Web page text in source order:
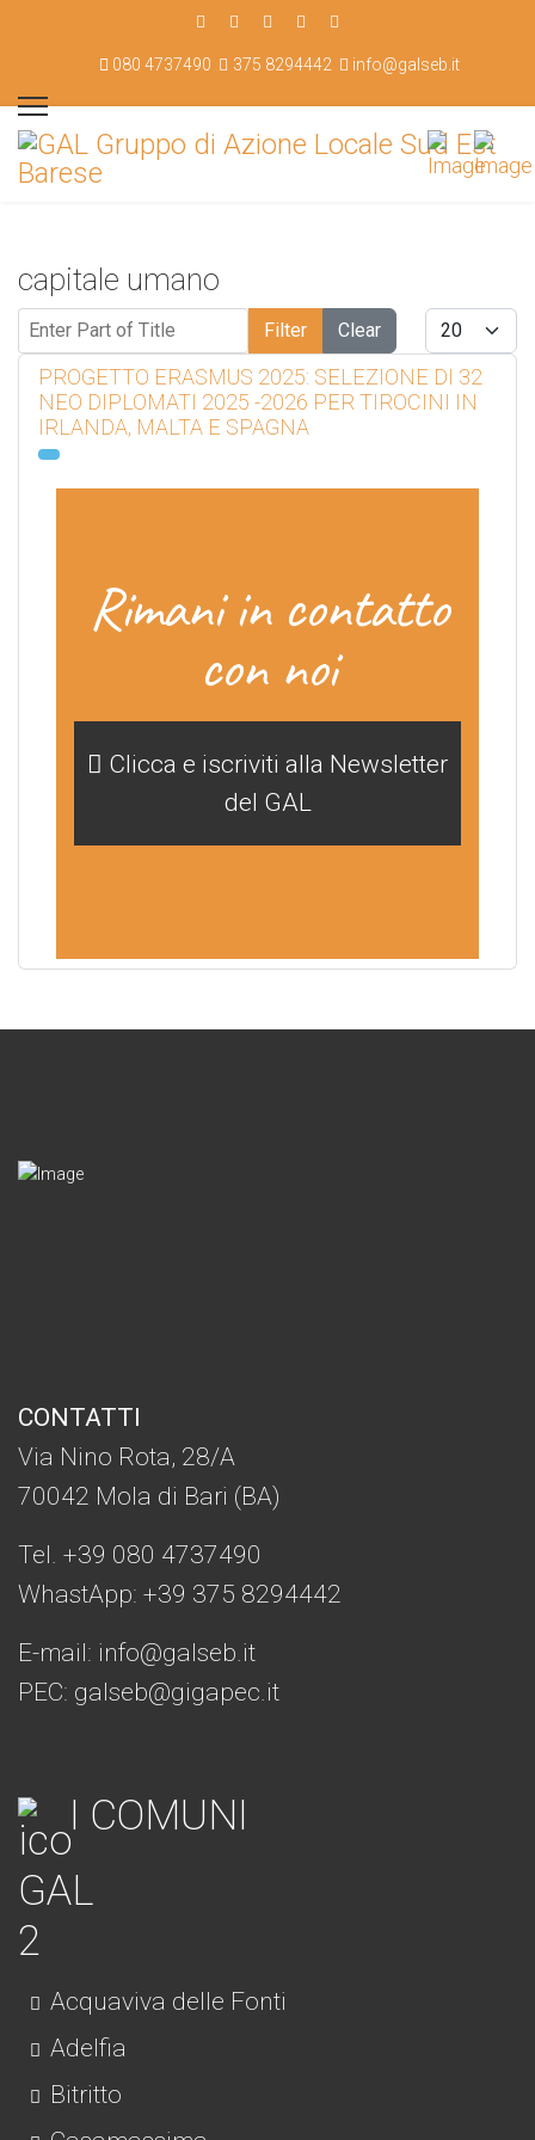
080 4737490 375 8294442 info@galseb.it
capitale umano
Enter Part of Title Filter Clear Display #
PROGETTO ERASMUS 2025: SELEZIONE DI 32
NEO DIPLOMATI 2025 -2026 PER TIROCINI IN
IRLANDA, MALTA E SPAGNA
Rimani in contatto
con noi
Clicca e iscriviti alla Newsletter
del GAL
CONTATTI
Via Nino Rota, 28/A
70042 Mola di Bari (BA)
Tel. +39 080 4737490
WhastApp: +39 375 8294442
E-mail: info@galseb.it
PEC: galseb@gigapec.it
I COMUNI
Acquaviva delle Fonti
Adelfia
Bitritto